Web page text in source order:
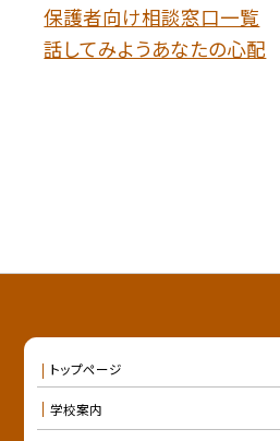
保護者向け相談窓口一覧
話してみようあなたの心配
トップページ
学校案内